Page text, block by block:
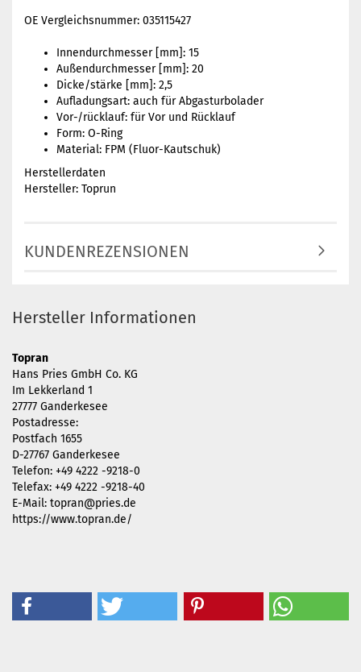
OE Vergleichsnummer: 035115427
Innendurchmesser [mm]: 15
Außendurchmesser [mm]: 20
Dicke/stärke [mm]: 2,5
Aufladungsart: auch für Abgasturbolader
Vor-/rücklauf: für Vor und Rücklauf
Form: O-Ring
Material: FPM (Fluor-Kautschuk)
Herstellerdaten
Hersteller: Toprun
KUNDENREZENSIONEN
Hersteller Informationen
Topran
Hans Pries GmbH Co. KG
Im Lekkerland 1
27777 Ganderkesee
Postadresse:
Postfach 1655
D-27767 Ganderkesee
Telefon: +49 4222 -9218-0
Telefax: +49 4222 -9218-40
E-Mail: topran@pries.de
https://www.topran.de/